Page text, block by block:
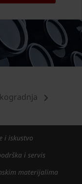
i iskustvo
i servis
materijalima